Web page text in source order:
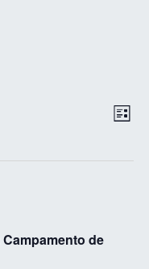
de
Lista
Campamento de